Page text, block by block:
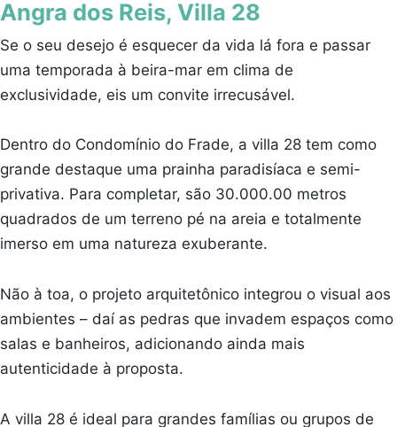
Angra dos Reis, Villa 28
Se o seu desejo é esquecer da vida lá fora e passar
uma temporada à beira-mar em clima de
exclusividade, eis um convite irrecusável.
Dentro do Condomínio do Frade, a villa 28 tem como
grande destaque uma prainha paradisíaca e semi-
privativa. Para completar, são 30.000.00 metros
quadrados de um terreno pé na areia e totalmente
imerso em uma natureza exuberante.
Não à toa, o projeto arquitetônico integrou o visual aos
ambientes – daí as pedras que invadem espaços como
salas e banheiros, adicionando ainda mais
autenticidade à proposta.
A villa 28 é ideal para grandes famílias ou grupos de